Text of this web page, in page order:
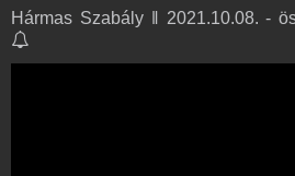
Hármas Szabály ‖ 2021.10.08. -